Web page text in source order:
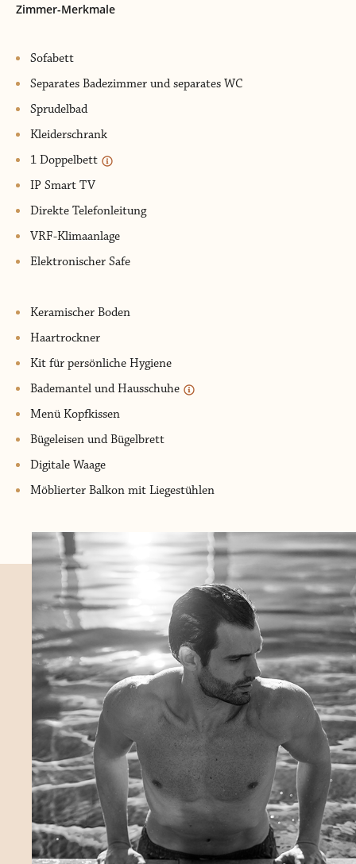
Zimmer-Merkmale
Sofabett
Separates Badezimmer und separates WC
Sprudelbad
Kleiderschrank
1 Doppelbett
IP Smart TV
Direkte Telefonleitung
VRF-Klimaanlage
Elektronischer Safe
Keramischer Boden
Haartrockner
Kit für persönliche Hygiene
Bademantel und Hausschuhe
Menü Kopfkissen
Bügeleisen und Bügelbrett
Digitale Waage
Möblierter Balkon mit Liegestühlen